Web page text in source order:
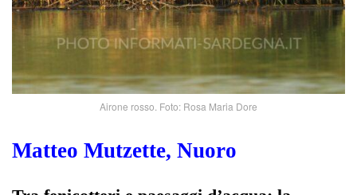
Airone rosso. Foto: Rosa Maria Dore
Matteo Mutzette, Nuoro